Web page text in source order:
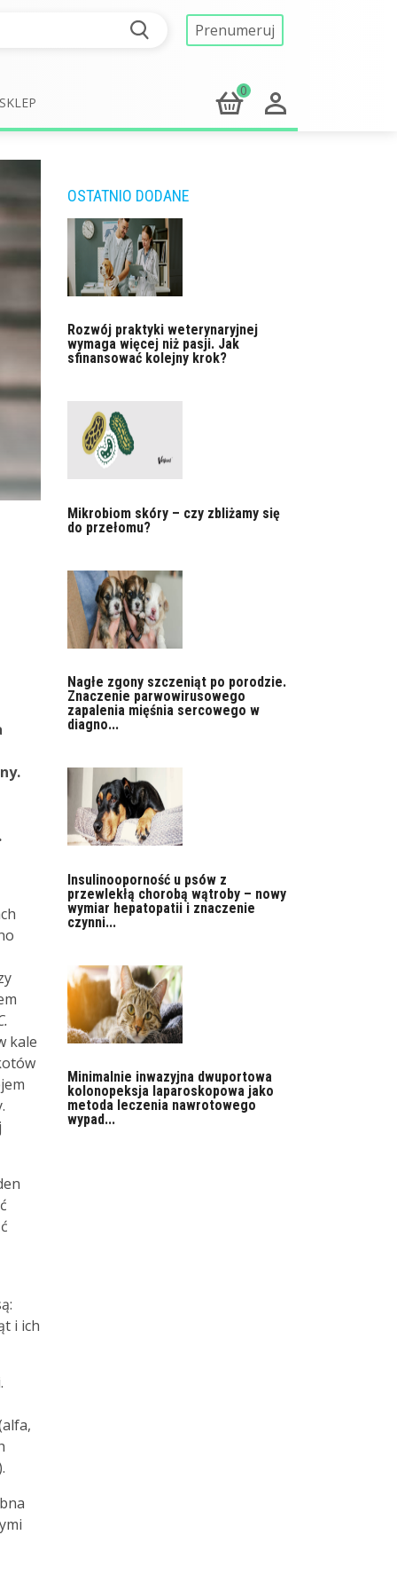
Prenumeruj
SKLEP
0
kale
i ich
OSTATNIO DODANE
Rozwój praktyki weterynaryjnej
wymaga więcej niż pasji. Jak
sfinansować kolejny krok?
Mikrobiom skóry – czy zbliżamy się
do przełomu?
Nagłe zgony szczeniąt po porodzie.
Znaczenie parwowirusowego
zapalenia mięśnia sercowego w
diagno...
Insulinooporność u psów z
przewlekłą chorobą wątroby – nowy
wymiar hepatopatii i znaczenie
czynni...
Minimalnie inwazyjna dwuportowa
kolonopeksja laparoskopowa jako
metoda leczenia nawrotowego
wypad...